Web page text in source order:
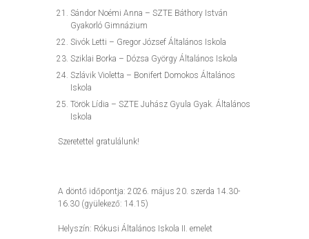
Sándor Noémi Anna – SZTE Báthory István
Gyakorló Gimnázium
Sivók Letti – Gregor József Általános Iskola
Sziklai Borka – Dózsa György Általános Iskola
Szlávik Violetta – Bonifert Domokos Általános
Iskola
Török Lídia – SZTE Juhász Gyula Gyak. Általános
Iskola
Szeretettel gratulálunk!
A döntő időpontja: 2026. május 20. szerda 14.30-
16.30 (gyülekező: 14.15)
Helyszín: Rókusi Általános Iskola II. emelet